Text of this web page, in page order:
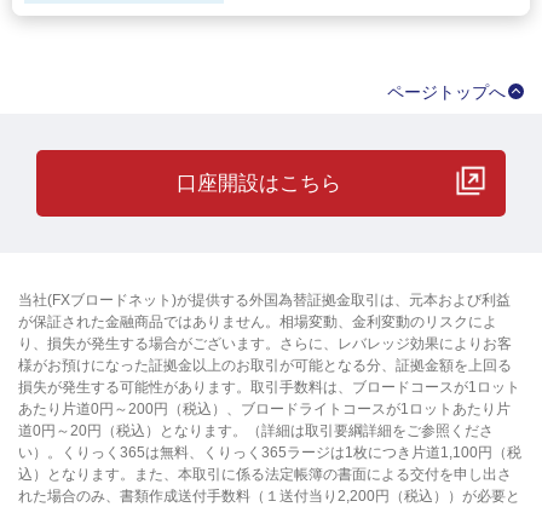
ページトップへ
口座開設はこちら
当社(FXブロードネット)が提供する外国為替証拠金取引は、元本および利益
が保証された金融商品ではありません。相場変動、金利変動のリスクによ
り、損失が発生する場合がございます。さらに、レバレッジ効果によりお客
様がお預けになった証拠金以上のお取引が可能となる分、証拠金額を上回る
損失が発生する可能性があります。取引手数料は、ブロードコースが1ロット
あたり片道0円～200円（税込）、ブロードライトコースが1ロットあたり片
道0円～20円（税込）となります。（詳細は取引要綱詳細をご参照くださ
い）。くりっく365は無料、くりっく365ラージは1枚につき片道1,100円（税
込）となります。また、本取引に係る法定帳簿の書面による交付を申し出さ
れた場合のみ、書類作成送付手数料（１送付当り2,200円（税込））が必要と